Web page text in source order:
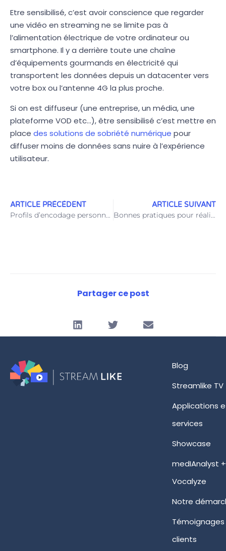
Etre sensibilisé, c’est avoir conscience que regarder
une vidéo en streaming ne se limite pas à
l’alimentation électrique de votre ordinateur ou
smartphone. Il y a derrière toute une chaîne
d’équipements gourmands en électricité qui
transportent les données depuis un datacenter vers
votre box ou l’antenne 4G la plus proche.
Si on est diffuseur (une entreprise, un média, une
plateforme VOD etc…), être sensibilisé c’est mettre en
place des solutions de sobriété numérique pour
diffuser moins de données sans nuire à l’expérience
utilisateur.
ARTICLE PRÉCÉDENT
Profils d’encodage personnalisés
ARTICLE SUIVANT
Bonnes pratiques pour réaliser un Live
Partager ce post
Blog
Streamlike TV
Applications
services
Showcase
medIAnalyst +
Vocalyze
Notre
clients